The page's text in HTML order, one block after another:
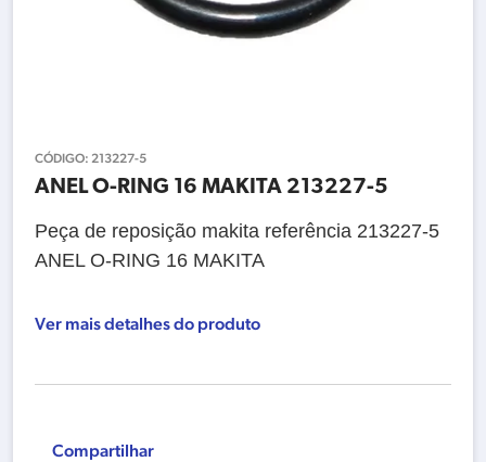
CÓDIGO: 213227-5
ANEL O-RING 16 MAKITA 213227-5
Peça de reposição makita referência 213227-5
ANEL O-RING 16 MAKITA
Ver mais detalhes do produto
Compartilhar